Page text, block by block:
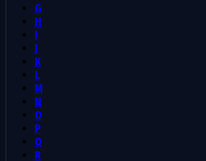
G
H
I
J
K
L
M
N
O
P
Q
R